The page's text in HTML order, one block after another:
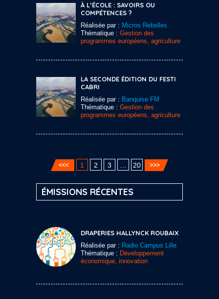
À L’ÉCOLE : SAVOIRS OU
COMPÉTENCES ?
Réalisée par : Micros Rebelles
Thématique : Gestion des
programmes européens, agriculture
LA SECONDE ÉDITION DU FESTI
CABRI
Réalisée par : Banquise FM
Thématique : Gestion des
programmes européens, agriculture
1 2 3 20
ÉMISSIONS RÉCENTES
DRAPERIES HALLYNCK ROUBAIX
Réalisée par : Radio Campus Lille
Thématique : Développement
économique, innovation